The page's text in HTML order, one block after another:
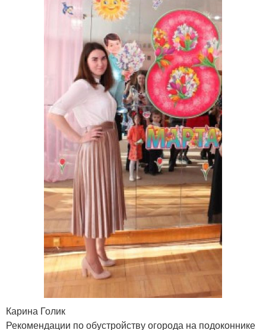
Карина Голик
Рекомендации по обустройству огорода на подоконнике